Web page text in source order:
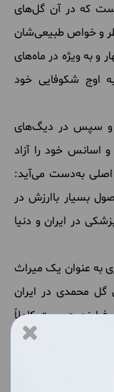
که در آن گل‌های
و خواص طبیعی‌شان
و به ویژه در ماه‌های
اوج شکوفایی خود
و سپس در دیگ‌های
اسانس خود را آزاد
اصلی به‌دست می‌آید:
بسیار باارزش در
در ایران و دنیا
به عنوان یک میراث
گل محمدی در ایران
به‌صورت کاملاً
گل‌ها تا تقطیر، به
از این روش‌ها